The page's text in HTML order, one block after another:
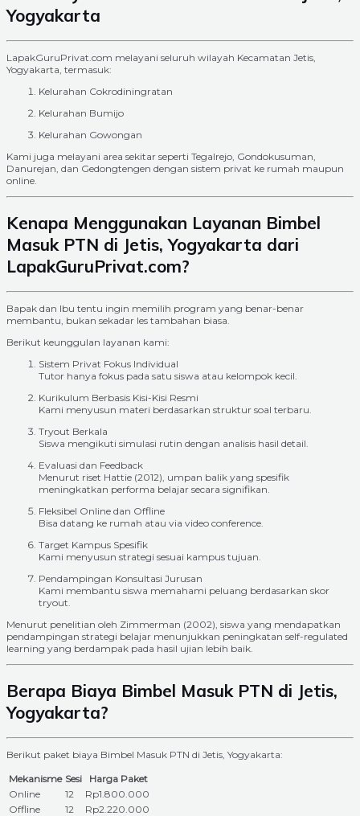
Yogyakarta
LapakGuruPrivat.com melayani seluruh wilayah Kecamatan Jetis,
Yogyakarta, termasuk:
Kelurahan Cokrodiningratan
Kelurahan Bumijo
Kelurahan Gowongan
Kami juga melayani area sekitar seperti Tegalrejo, Gondokusuman,
Danurejan, dan Gedongtengen dengan sistem privat ke rumah maupun
online.
Kenapa Menggunakan Layanan Bimbel
Masuk PTN di Jetis, Yogyakarta dari
LapakGuruPrivat.com?
Bapak dan Ibu tentu ingin memilih program yang benar-benar
membantu, bukan sekadar les tambahan biasa.
Berikut keunggulan layanan kami:
Sistem Privat Fokus Individual
Tutor hanya fokus pada satu siswa atau kelompok kecil.
Kurikulum Berbasis Kisi-Kisi Resmi
Kami menyusun materi berdasarkan struktur soal terbaru.
Tryout Berkala
Siswa mengikuti simulasi rutin dengan analisis hasil detail.
Evaluasi dan Feedback
Menurut riset Hattie (2012), umpan balik yang spesifik
meningkatkan performa belajar secara signifikan.
Fleksibel Online dan Offline
Bisa datang ke rumah atau via video conference.
Target Kampus Spesifik
Kami menyusun strategi sesuai kampus tujuan.
Pendampingan Konsultasi Jurusan
Kami membantu siswa memahami peluang berdasarkan skor
tryout.
Menurut penelitian oleh Zimmerman (2002), siswa yang mendapatkan
pendampingan strategi belajar menunjukkan peningkatan self-regulated
learning yang berdampak pada hasil ujian lebih baik.
Berapa Biaya Bimbel Masuk PTN di Jetis,
Yogyakarta?
Berikut paket biaya Bimbel Masuk PTN di Jetis, Yogyakarta:
Mekanisme Sesi
Harga Paket
Online
12
Rp1.800.000
Offline
12
Rp2.220.000